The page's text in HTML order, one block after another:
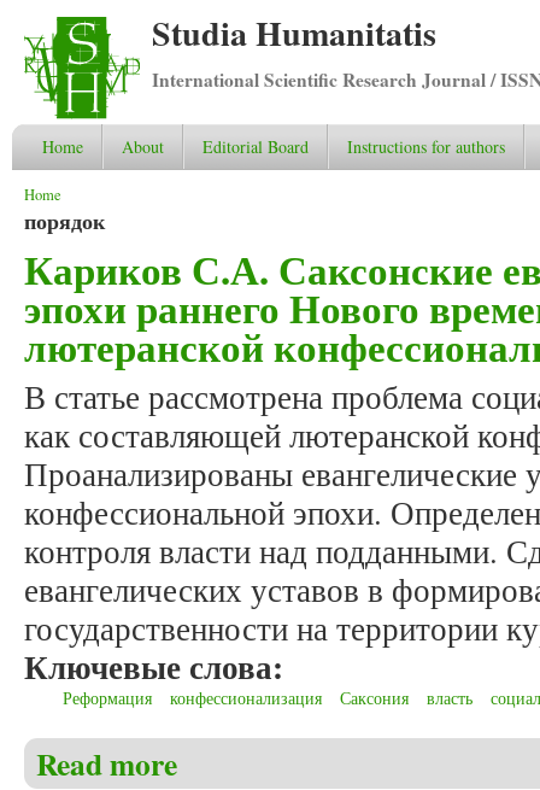
Studia Humanitatis
International Scientific Research Journal /
Home About Editorial Board Instructions for authors
You are here
Home
порядок
Кариков С.А. Саксонские
эпохи раннего Нового
лютеранской
В статье рассмотрена проблема
как составляющей лютеранской
Проанализированы евангелические
конфессиональной эпохи.
контроля власти над подданными.
евангелических уставов в
государственности на территории
Ключевые слова:
Реформация конфессионализация Саксония власть
Read more